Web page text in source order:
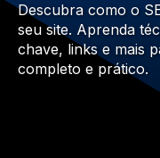
Descubra como o
seu site. Aprenda
chave, links e mais
completo e prático.